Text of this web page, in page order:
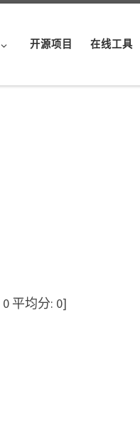
开源项目 在线工具
0 平均分: 0]